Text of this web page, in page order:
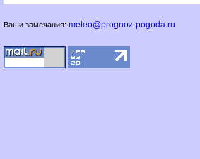
Ваши замечания: meteo@prognoz-pogoda.ru